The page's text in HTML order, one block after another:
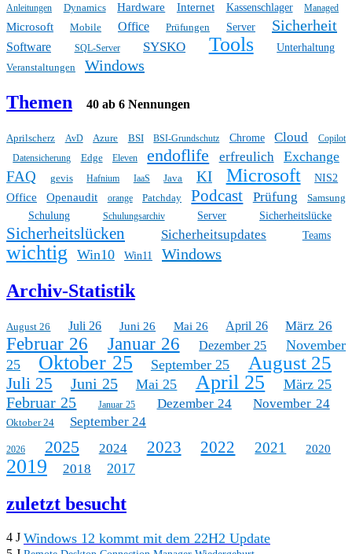
Anleitungen
Dynamics Hardware Internet Kassenschlager Managed
Microsoft Mobile Office Prüfungen Server Sicherheit
Software SQL-Server SYSKO Tools
Unterhaltung
Veranstaltungen
Windows
Themen 40 ab 6 Nennungen
Aprilscherz AvD Azure BSI BSI-Grundschutz Chrome Cloud
Copilot
Datensicherung
Edge Eleven endoflife erfreulich Exchange
FAQ gevis Hafnium IaaS Java KI Microsoft NIS2
Office Openaudit orange Patchday Podcast Prüfung
Samsung
Schulung
Schulungsarchiv Server Sicherheitslücke
Sicherheitslücken Sicherheitsupdates Teams
wichtig Win10 Win11 Windows
Archiv-Statistik
August 26 Juli 26 Juni 26 Mai 26 April 26 März 26
Februar 26 Januar 26 Dezember 25
November
25
Oktober 25 September 25 August 25
Juli 25 Juni 25 Mai 25 April 25 März 25
Februar 25 Januar 25 Dezember 24 November 24
Oktober 24 September 24
2026 2025 2024 2023 2022 2021 2020
2019 2018 2017
zuletzt besucht
4 J Windows 12 kommt mit dem 22H2 Update